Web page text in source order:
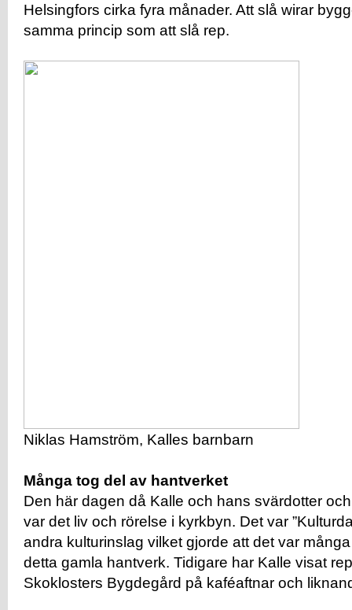
Helsingfors cirka fyra månader. Att slå wirar
samma princip som att slå rep.
Niklas Hamström, Kalles barnbarn
Många tog del av hantverket
Den här dagen då Kalle och hans svärdotter
var det liv och rörelse i kyrkbyn. Det var
andra kulturinslag vilket gjorde att det var
detta gamla hantverk. Tidigare har Kalle visat
Skoklosters Bygdegård på kaféaftnar och